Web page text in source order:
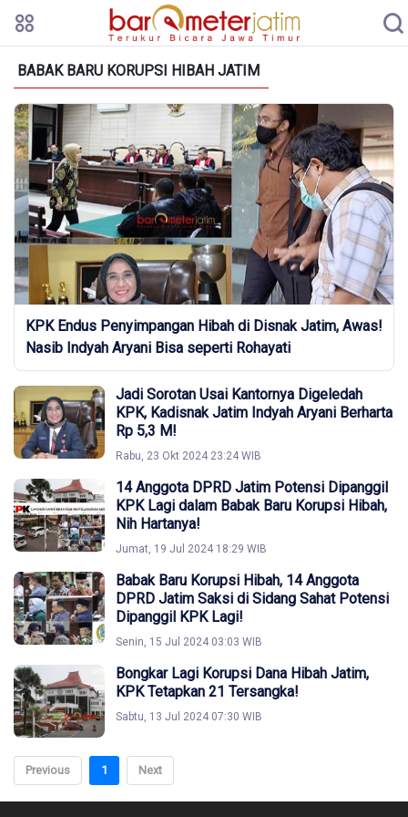
BABAK BARU KORUPSI HIBAH JATIM
KPK Endus Penyimpangan Hibah di Disnak Jatim, Awas!
Nasib Indyah Aryani Bisa seperti Rohayati
Jadi Sorotan Usai Kantornya Digeledah
KPK, Kadisnak Jatim Indyah Aryani Berharta
Rp 5,3 M!
Rabu, 23 Okt 2024 23:24 WIB
14 Anggota DPRD Jatim Potensi Dipanggil
KPK Lagi dalam Babak Baru Korupsi Hibah,
Nih Hartanya!
Jumat, 19 Jul 2024 18:29 WIB
Babak Baru Korupsi Hibah, 14 Anggota
DPRD Jatim Saksi di Sidang Sahat Potensi
Dipanggil KPK Lagi!
Senin, 15 Jul 2024 03:03 WIB
Bongkar Lagi Korupsi Dana Hibah Jatim,
KPK Tetapkan 21 Tersangka!
Sabtu, 13 Jul 2024 07:30 WIB
Previous 1 Next